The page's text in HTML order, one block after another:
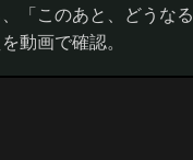
「このあと、どうな
動画で確認。